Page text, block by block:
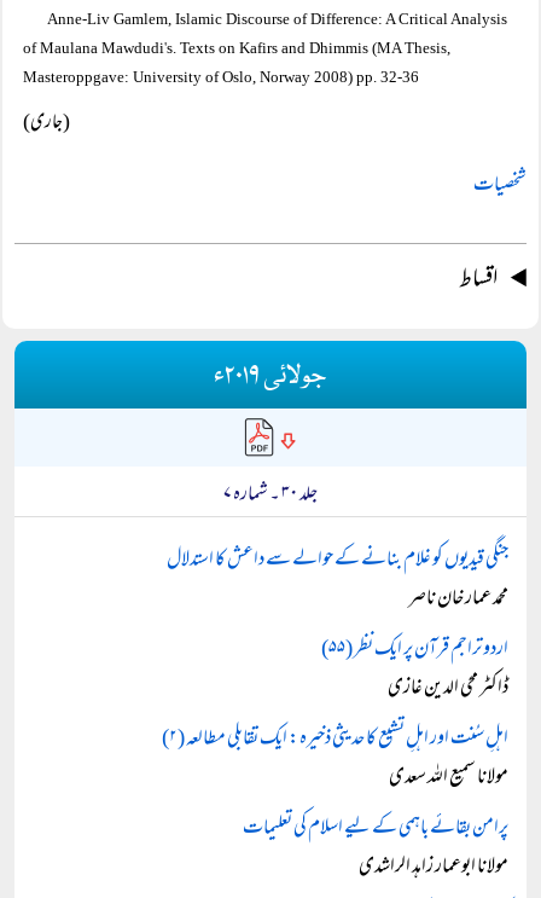
Anne-Liv Gamlem, Islamic Discourse of Difference: A Critical Analysis
of Maulana Mawdudi's. Texts on Kafirs and Dhimmis (MA Thesis,
Masteroppgave: University of Oslo, Norway 2008) pp. 32-36
(جاری)
شخصیات
اقساط
جولائی ۲۰۱۹ء
جلد ۳۰ ۔ شمارہ ۷
جنگی قیدیوں کو غلام بنانے کے حوالے سے داعش کا استدلال
محمد عمار خان ناصر
اردو تراجم قرآن پر ایک نظر (۵۵)
ڈاکٹر محی الدین غازی
اہلِ سُنت اور اہلِ تشیع کا حدیثی ذخیرہ: ایک تقابلی مطالعہ (۲)
مولانا سمیع اللہ سعدی
پرامن بقائے باہمی کے لیے اسلام کی تعلیمات
مولانا ابوعمار زاہد الراشدی